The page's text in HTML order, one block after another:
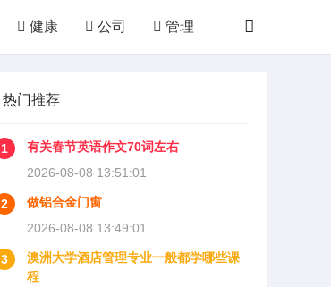
健康 公司 管理
热门推荐
1
有关春节英语作文70词左右
2026-08-08 13:51:01
2
做铝合金门窗
2026-08-08 13:49:01
3
澳洲大学酒店管理专业一般都学哪些课
程